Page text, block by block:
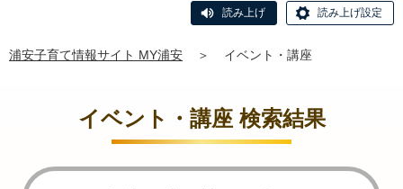
読み上げ 読み上げ設定
浦安子育て情報サイト MY浦安 ＞ イベント・講座
イベント・講座 検索結果